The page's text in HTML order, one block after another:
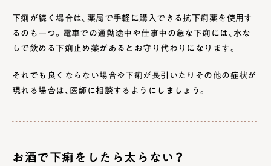
下痢が続く場合は、薬局で手軽に購入できる抗下痢薬を使用す
るのも一つ。電車での通勤途中や仕事中の急な下痢には、水な
しで飲める下痢止め薬があるとお守り代わりになります。
それでも良くならない場合や下痢が長引いたりその他の症状が
現れる場合は、医師に相談するようにしましょう。
お酒で下痢をしたら太らない？